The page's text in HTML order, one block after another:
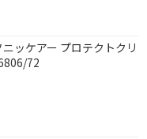
ッケアー プロテクトクリ
72